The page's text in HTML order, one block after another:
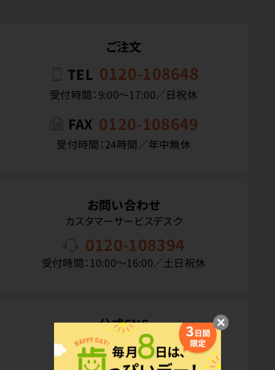
ご注文
TEL 0120-108648
受付時間：9:00〜17:00／日祝休
FAX 0120-108649
受付時間：24時間／年中無休
お問い合わせ
カスタマーサービスデスク
0120-108394
受付時間：10:00〜16:00／土日祝休
公式SNS